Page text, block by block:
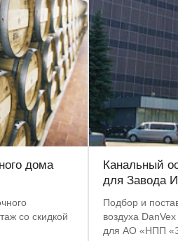
дома
со скидкой
Канальный
для Завода
Подбор и
воздуха
для АО «НПП